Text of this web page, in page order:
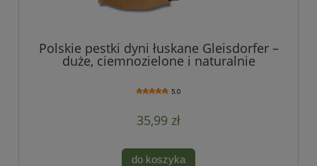
Polskie pestki dyni łuskane Gleisdorfer –
duże, ciemnozielone i naturalnie
5.0
35,99 zł
do koszyka